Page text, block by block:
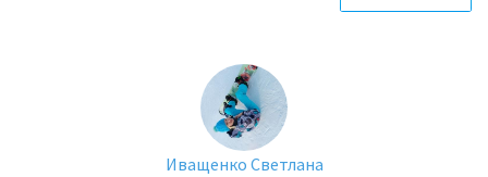
Иващенко Светлана